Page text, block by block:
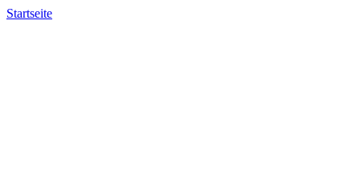
Startseite